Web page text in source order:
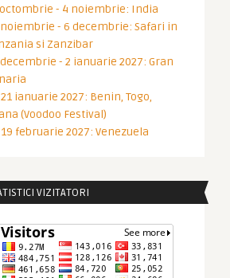
- 4 noiembrie: India
- 6 decembrie: Safari in
si Zanzibar
- 2 ianuarie 2027: Gran
ianuarie 2027: Benin, Togo,
(Voodoo Festival)
februarie 2027: Venezuela
VIZITATORI